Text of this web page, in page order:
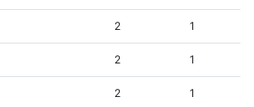
2 1
2 1
2 1